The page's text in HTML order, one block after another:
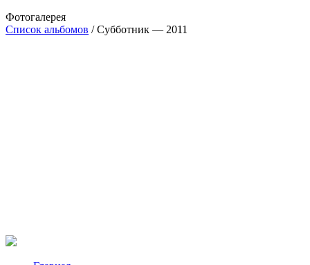
Фотогалерея
Список альбомов / Субботник — 2011